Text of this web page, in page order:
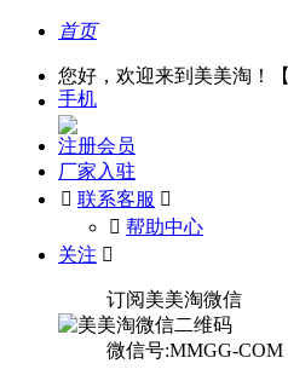
首页
您好，欢迎来到美美淘！【
手机
注册会员
厂家入驻
 联系客服 
󰅃 帮助中心
关注 
订阅美美淘微信
微信号:MMGG-COM